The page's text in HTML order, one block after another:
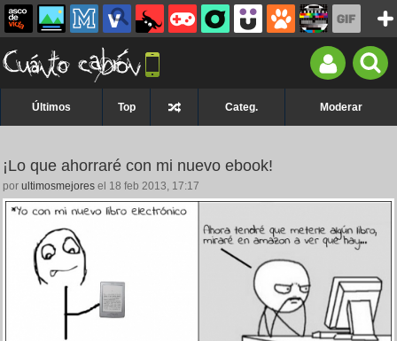
Últimos Top Categ. Moderar
¡Lo que ahorraré con mi nuevo ebook!
por ultimosmejores el 18 feb 2013, 17:17